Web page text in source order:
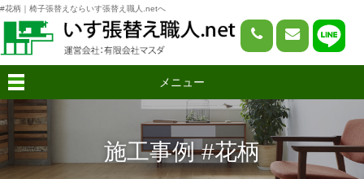
#花柄｜椅子張替えならいす張替え職人.netへ
メニュー
施工事例 #花柄